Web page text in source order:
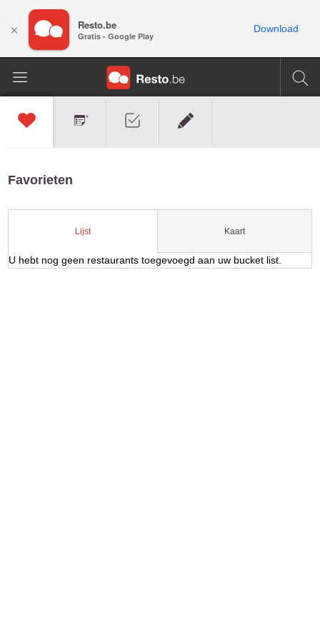
Favorieten
Lijst Kaart
U hebt nog geen restaurants toegevoegd aan uw bucket list.
× Resto.be
Gratis - Google Play
Download